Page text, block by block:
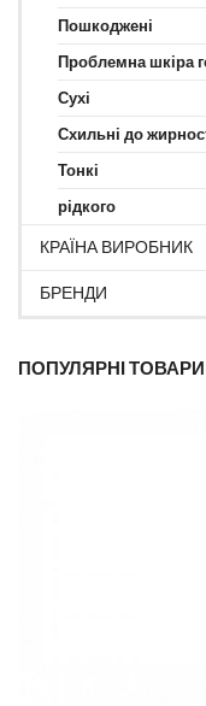
Пошкоджені
Проблемна шкіра
Сухі
Схильні до
Тонкі
рідкого
КРАЇНА ВИРОБНИК
БРЕНДИ
ПОПУЛЯРНІ ТОВАРИ